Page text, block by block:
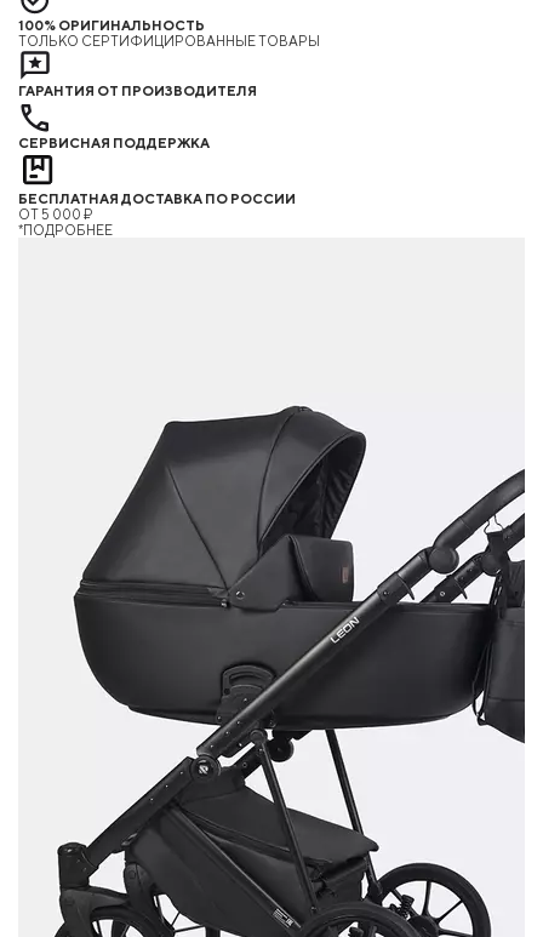
100% ОРИГИНАЛЬНОСТЬ
ТОЛЬКО СЕРТИФИЦИРОВАННЫЕ ТОВАРЫ
ГАРАНТИЯ ОТ ПРОИЗВОДИТЕЛЯ
СЕРВИСНАЯ ПОДДЕРЖКА
БЕСПЛАТНАЯ ДОСТАВКА ПО РОССИИ
ОТ 5 000 ₽
*ПОДРОБНЕЕ